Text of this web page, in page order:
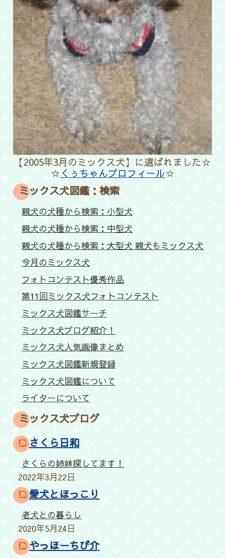
【2005年3月のミックス犬】に選ばれました☆
☆ くぅちゃんプロフィール☆
ミックス犬図鑑：検索
親犬の犬種から検索：小型犬
親犬の犬種から検索：中型犬
親犬の犬種から検索：大型犬 親犬もミックス犬
今月のミックス犬
フォトコンテスト優秀作品
第11回ミックス犬フォトコンテスト
ミックス犬図鑑サーチ
ミックス犬ブログ紹介！
ミックス犬人気画像まとめ
ミックス犬図鑑新規登録
ミックス犬図鑑について
ライターについて
ミックス犬ブログ
さくら日和
さくらの姉妹探してます！
2022年3月22日
愛犬とほっこり
老犬との暮らし
2020年5月24日
やっほーちび介